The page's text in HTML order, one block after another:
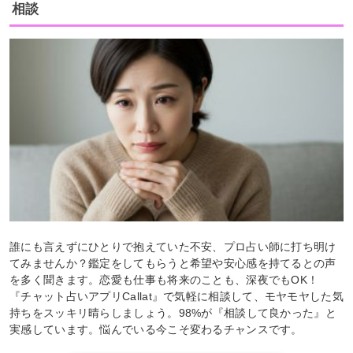
相談
誰にも言えずにひとりで抱えていた不安、プロ占い師に打ち明け
てみませんか？鑑定をしてもらうと希望や安心感を持てるとの声
を多く聞きます。恋愛も仕事も将来のことも、深夜でもOK！
『チャット占いアプリCallat』で気軽に相談して、モヤモヤした気
持ちをスッキリ晴らしましょう。98%が『相談して良かった』と
実感しています。悩んでいる今こそ変わるチャンスです。